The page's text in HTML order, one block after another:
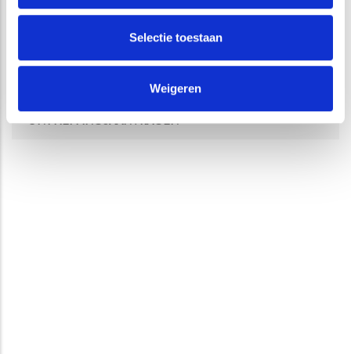
Selectie toestaan
Weigeren
SOORTENBESCHERMING
ONTHEFFINGSAANVRAGEN